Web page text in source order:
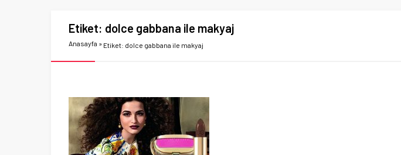
Etiket: dolce gabbana ile makyaj
Anasayfa » Etiket: dolce gabbana ile makyaj